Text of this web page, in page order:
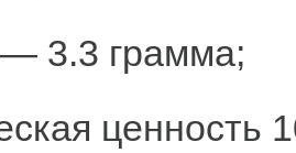
— 3.3 грамма;